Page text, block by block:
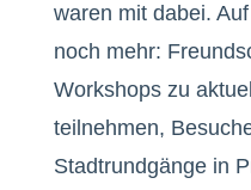
waren mit dabei.
noch mehr:
Workshops zu
teilnehmen,
Stadtrundgänge in